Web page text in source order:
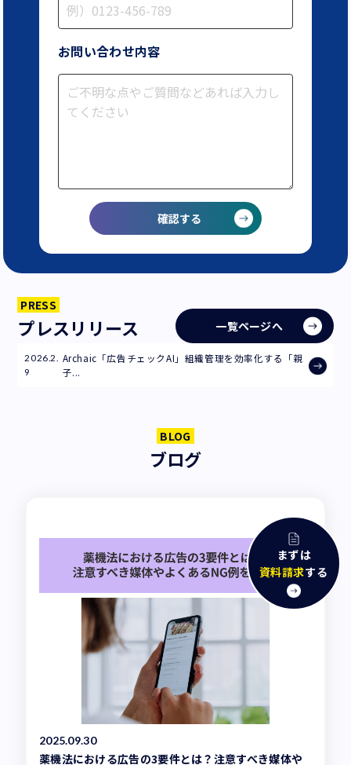
まずは
資料請求する
お問い合わせ内容
PRESS
プレスリリース 一覧ページへ
2026.2.
9
Archaic「広告チェックAI」組織管理を効率化する「親
子...
BLOG
ブログ
2025.09.30
薬機法における広告の3要件とは？注意すべき媒体や